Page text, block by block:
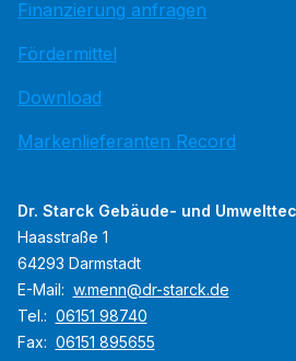
Finanzierung anfragen
Fördermittel
Download
Markenlieferanten Record
Dr. Starck Gebäude- und
Haasstraße 1
64293 Darmstadt
E-Mail: w.menn@dr-starck.de
Tel.: 06151 98740
Fax: 06151 895655